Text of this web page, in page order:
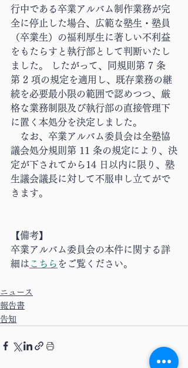
行中である卒業アルバム制作業務が完
全に停止した場合、広範な塾生・塾員
（卒業生）の福利厚生に著しい不利益
をもたらすと執行部として判断いたし
ました。 したがって、同規則第 7 条
第 2 項の規定を適用し、既存業務の継
続を必要最小限の範囲で認めつつ、厳
格な業務制限及び執行部の直接管理下
に置く本処分を決定しました。
なお、卒業アルバム委員会は全塾協
議会処分規則第 11 条の規定により、決
定が下されてから14 日以内に限り、塾
生議会議長に対して不服申し立てがで
きます。
【備考】
卒業アルバム委員会の本件に関する詳
細は こちら をご覧ください。
ニュース
報告書
告知